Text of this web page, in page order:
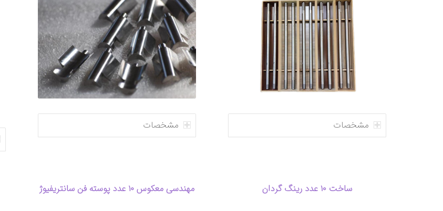
مشخصات مشخصات
ساخت ۱۰ عدد رینگ گردان مهندسی معکوس ۱۰ عدد پوسته فن سانتریفیوژ